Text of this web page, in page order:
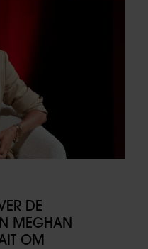
DE
MEGHAN
OM